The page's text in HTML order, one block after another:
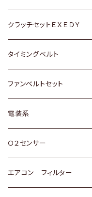
マツダ
三菱
スバル
日野
アストロ（シボレー）
クライスラー
日産
ダイハツ
マツダ
三菱
スバル
日産
ホンダ
マツダ
ホンダ
スズキ
ダイハツ
マツダ
三菱
スバル
クラッチセットＥＸＥＤＹ
ホンダ
スズキ
日産
ダイハツ
マツダ
タイミングベルト
トヨタ
スズキ
ダイハツ
三菱
ファンベルトセット
トヨタ
ホンダ
スズキ
電装系
Ｏ２センサー
トヨタ
エアコン フィルター